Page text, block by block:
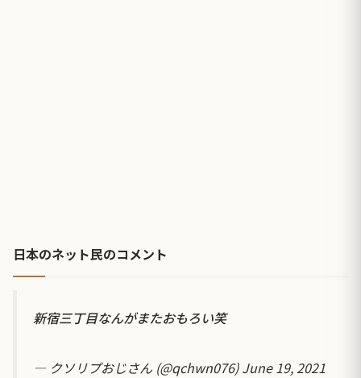
日本のネット民のコメント
新宿三丁目なんがまたおもろい笑
— クソリプおじさん (@qchwn076)June 19, 2021